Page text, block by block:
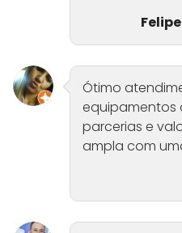
Ótimo
equipamentos
parcerias e
ampla com